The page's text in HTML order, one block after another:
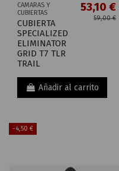
CAMARAS Y
CUBIERTAS
CUBIERTA
SPECIALIZED
ELIMINATOR
GRID T7 TLR
TRAIL
53,10 €
59,00 €
Añadir al carrito
-4,50 €